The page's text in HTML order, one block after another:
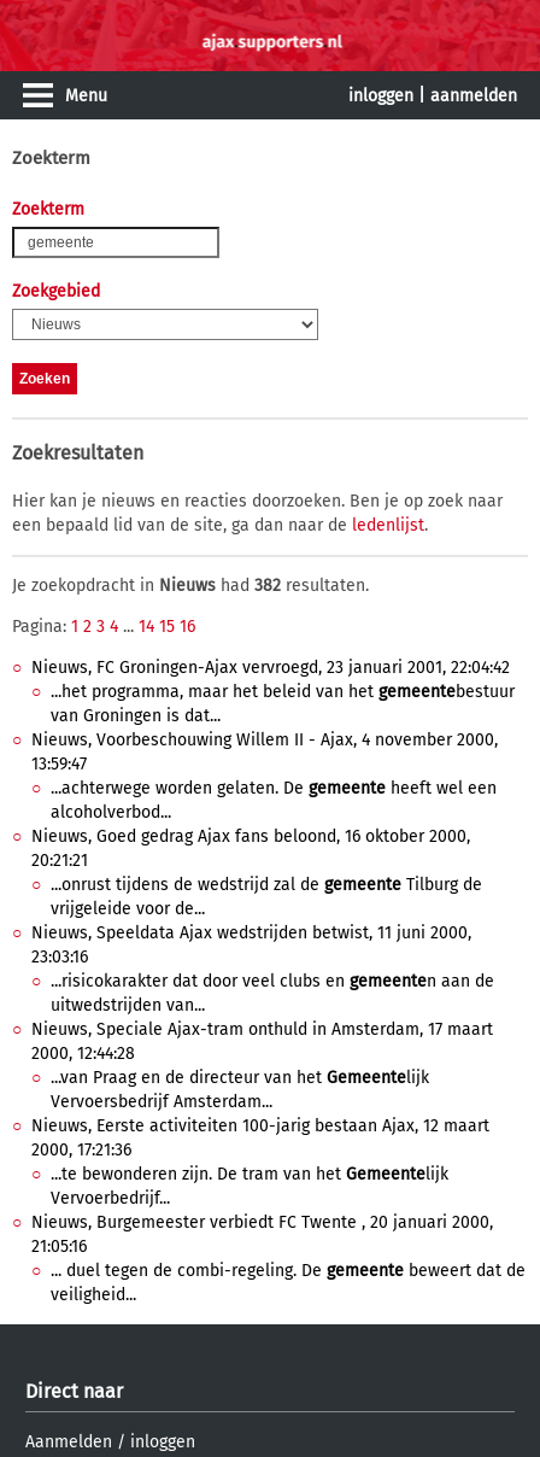
Menu inloggen aanmelden
Zoekterm
Zoekterm
Zoekgebied
Zoekresultaten
Hier kan je nieuws en reacties doorzoeken. Ben je op zoek naar
een bepaald lid van de site, ga dan naar de ledenlijst.
Je zoekopdracht in Nieuws had 382 resultaten.
Pagina: 1 2 3 4 ... 14 15 16
Nieuws, FC Groningen-Ajax vervroegd, 23 januari 2001, 22:04:42
...het programma, maar het beleid van het gemeentebestuur
van Groningen is dat...
Nieuws, Voorbeschouwing Willem II - Ajax, 4 november 2000,
13:59:47
...achterwege worden gelaten. De gemeente heeft wel een
alcoholverbod...
Nieuws, Goed gedrag Ajax fans beloond, 16 oktober 2000,
20:21:21
...onrust tijdens de wedstrijd zal de gemeente Tilburg de
vrijgeleide voor de...
Nieuws, Speeldata Ajax wedstrijden betwist, 11 juni 2000,
23:03:16
...risicokarakter dat door veel clubs en gemeenten aan de
uitwedstrijden van...
Nieuws, Speciale Ajax-tram onthuld in Amsterdam, 17 maart
2000, 12:44:28
...van Praag en de directeur van het Gemeentelijk
Vervoersbedrijf Amsterdam...
Nieuws, Eerste activiteiten 100-jarig bestaan Ajax, 12 maart
2000, 17:21:36
...te bewonderen zijn. De tram van het Gemeentelijk
Vervoerbedrijf...
Nieuws, Burgemeester verbiedt FC Twente , 20 januari 2000,
21:05:16
... duel tegen de combi-regeling. De gemeente beweert dat de
veiligheid...
Direct naar
Aanmelden / inloggen